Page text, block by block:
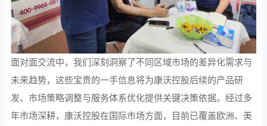
面对面交流中，我们深刻洞察了不同区域市场的差异化需求与
未来趋势，这些宝贵的一手信息将为康沃控股后续的产品研
发、市场策略调整与服务体系优化提供关键决策依据。经过多
年市场深耕，康沃控股在国际市场方面，目前已覆盖欧洲、美